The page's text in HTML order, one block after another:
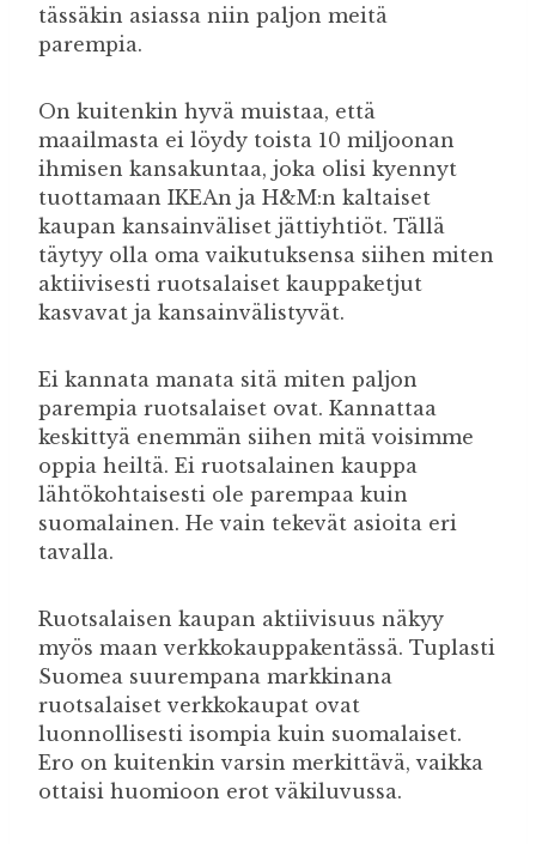
tässäkin asiassa niin paljon meitä
parempia.
On kuitenkin hyvä muistaa, että
maailmasta ei löydy toista 10 miljoonan
ihmisen kansakuntaa, joka olisi kyennyt
tuottamaan IKEAn ja H&M:n kaltaiset
kaupan kansainväliset jättiyhtiöt. Tällä
täytyy olla oma vaikutuksensa siihen miten
aktiivisesti ruotsalaiset kauppaketjut
kasvavat ja kansainvälistyvät.
Ei kannata manata sitä miten paljon
parempia ruotsalaiset ovat. Kannattaa
keskittyä enemmän siihen mitä voisimme
oppia heiltä. Ei ruotsalainen kauppa
lähtökohtaisesti ole parempaa kuin
suomalainen. He vain tekevät asioita eri
tavalla.
Ruotsalaisen kaupan aktiivisuus näkyy
myös maan verkkokauppakentässä. Tuplasti
Suomea suurempana markkinana
ruotsalaiset verkkokaupat ovat
luonnollisesti isompia kuin suomalaiset.
Ero on kuitenkin varsin merkittävä, vaikka
ottaisi huomioon erot väkiluvussa.